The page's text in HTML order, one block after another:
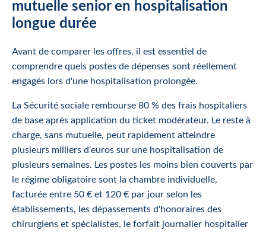
mutuelle senior en hospitalisation
longue durée
Avant de comparer les offres, il est essentiel de
comprendre quels postes de dépenses sont réellement
engagés lors d'une hospitalisation prolongée.
La Sécurité sociale rembourse 80 % des frais hospitaliers
de base après application du ticket modérateur. Le reste à
charge, sans mutuelle, peut rapidement atteindre
plusieurs milliers d'euros sur une hospitalisation de
plusieurs semaines. Les postes les moins bien couverts par
le régime obligatoire sont la chambre individuelle,
facturée entre 50 € et 120 € par jour selon les
établissements, les dépassements d'honoraires des
chirurgiens et spécialistes, le forfait journalier hospitalier